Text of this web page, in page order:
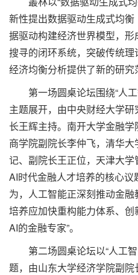
新性提出数据驱动生成式均
据驱动构建经济世界模型，
搜寻的闭环系统，突破传统
经济均衡分析提供了新的研究
第一场圆桌论坛围绕“人
主题展开，由中央财经大学
长王辉主持。南开大学金融
商学院副院长李仲飞，清华
记、副院长王正位，天津大
AI时代金融人才培养的核心
为，人工智能正深刻推动金
培养应加快重构能力体系、
AI的金融专家”。
第二场圆桌论坛以“人工
题，由山东大学经济学院副